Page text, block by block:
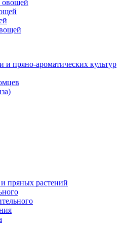
овощей
и пряно-ароматических культур
пряных растений